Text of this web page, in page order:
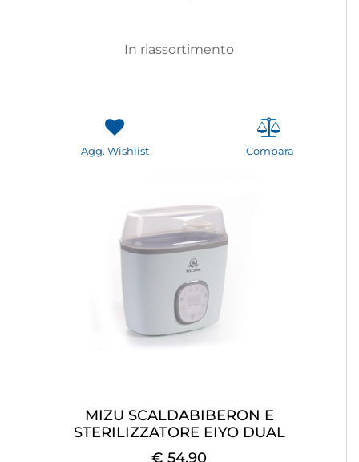
In riassortimento
Agg. Wishlist Compara
MIZU SCALDABIBERON E
STERILIZZATORE EIYO DUAL
€ 54,90